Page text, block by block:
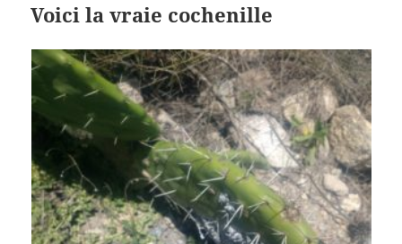
Voici la vraie cochenille